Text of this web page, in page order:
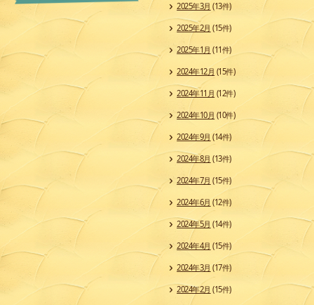
2025年3月 (13件)
2025年2月 (15件)
2025年1月 (11件)
2024年12月 (15件)
2024年11月 (12件)
2024年10月 (10件)
2024年9月(14件)
2024年8月 (13件)
2024年7月 (15件)
2024年6月 (12件)
2024年5月 (14件)
2024年4月 (15件)
2024年3月(17件)
2024年2月 (15件)